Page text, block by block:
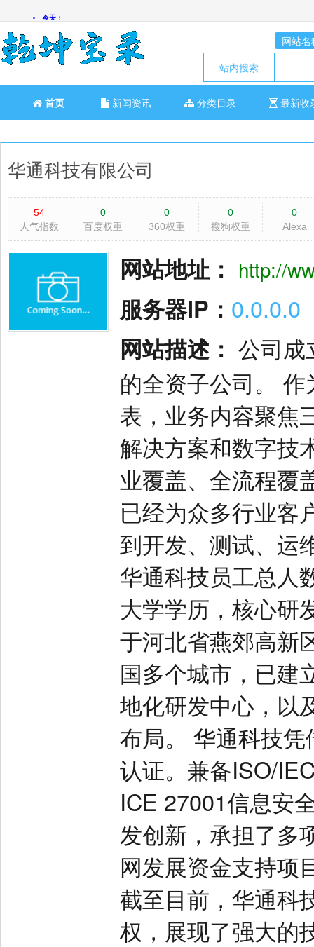
网站名
站内搜索
首页 新闻资讯 分类目录 最新收
华通科技有限公司
54
人气指数
0
百度权重
0
360权重
0
搜狗权重
0
Alexa
网站地址： http://
服务器IP： 0.0.0.0
网站描述： 公司成
的全资子公司。
表，业务内容聚焦
解决方案和数字技
业覆盖、全流程覆
已经为众多行业客
到开发、测试、运
华通科技员工总人
大学学历，核心研
于河北省燕郊高新
国多个城市，已建
地化研发中心，以
布局。 华通科技
认证。兼备ISO/
ICE 27001信息安
发创新，承担了多
网发展资金支持项
截至目前，华通科
权，展现了强大的